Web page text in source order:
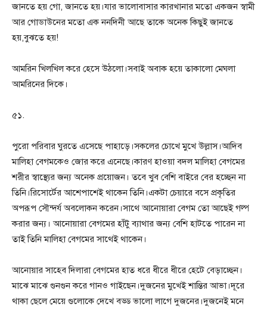
জানতে হয় গো, জানতে হয়।যার ভালোবাসার কারখানার মতো একজন স্বামী
আর গোডাউনের মতো এক ননদিনী আছে তাকে অনেক কিছুই জানতে
হয়,বুঝতে হয়!
আমরিন খিলখিল করে হেসে উঠলো।সবাই অবাক হয়ে তাকালো মেঘলা
আমরিনের দিকে।
৫১.
পুরো পরিবার ঘুরতে এসেছে পাহাড়ে।সকলের চোখে মুখে উল্লাস।আদিব
মালিহা বেগমকেও জোর করে এনেছে।কারণ হাওয়া বদল মালিহা বেগমের
শরীর স্বাস্থ্যের জন্য অনেক প্রয়োজন। তবে খুব বেশি বাইরে বের হচ্ছেন না
তিনি।রিসোর্টের আশেপাশেই থাকেন তিনি।একটা চেয়ারে বসে প্রকৃতির
অপরূপ সৌন্দর্য অবলোকন করেন।সাথে আনোয়ারা বেগম তো আছেই গল্প
করার জন্য। আনোয়ারা বেগমের হাঁটু ব্যাথার জন্য বেশি হাটতে পারেন না
তাই তিনি মালিহা বেগমের সাথেই থাকেন।
আনোয়ার সাহেব দিলারা বেগমের হাত ধরে ধীরে ধীরে হেটে বেড়াচ্ছেন।
মাঝে মাঝে গুনগুন করে গানও গাইছেন।দুজনের মুখেই শান্তির আভা।দূরে
থাকা ছেলে মেয়ে গুলোকে দেখে বড্ড ভালো লাগে দুজনের।দুজনেই মনে